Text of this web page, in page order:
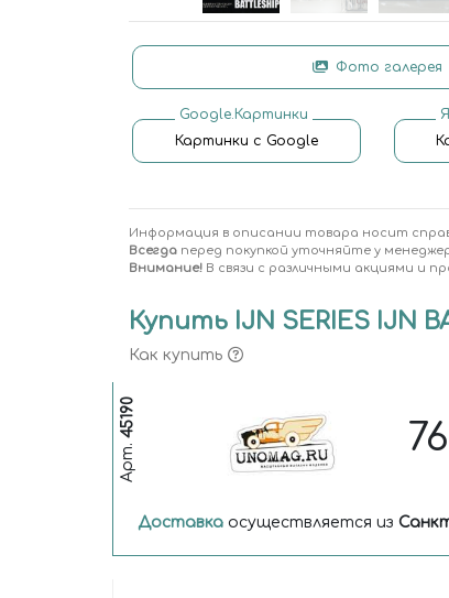
Фото галерея
Google.Картинки
Картинки с Google
Информация в описании товара носит
Всегда перед покупкой уточняйте у
Внимание! В связи с различными акциями и
Купить IJN SERIES IJN
Как купить
Арт.
45190
Доставка осуществляется из